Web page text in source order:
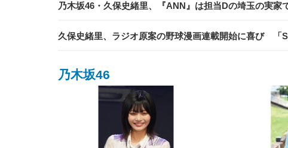
乃木坂46・久保史緒里、『ANN』は担当Dの埼玉の実家
久保史緒里、ラジオ原案の野球漫画連載開始に喜び 「
乃木坂46